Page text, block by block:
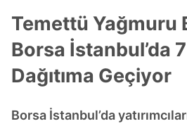
Temettü Yağmuru
Borsa İstanbul’da
Dağıtıma Geçiyor
Borsa İstanbul’da